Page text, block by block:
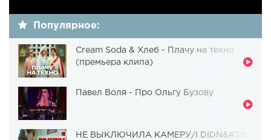
Популярное:
Cream Soda & Хлеб - Плачу на техно
(премьера клипа)
Павел Воля - Про Ольгу Бузову
НЕ ВЫКЛЮЧИЛА КАМЕРУ/I DIDN&#39;T